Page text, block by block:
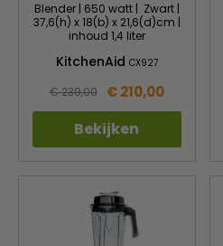
Blender | 650 watt | Zwart |
37,6(h) x 18(b) x 21,6(d)cm |
inhoud 1,4 liter
KitchenAid CX927
€ 239,00 € 210,00
Bekijken